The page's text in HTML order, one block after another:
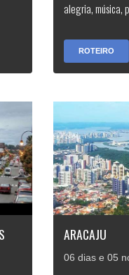
alegria, música,
ROTEIRO
ARACAJU
06 dias e 05